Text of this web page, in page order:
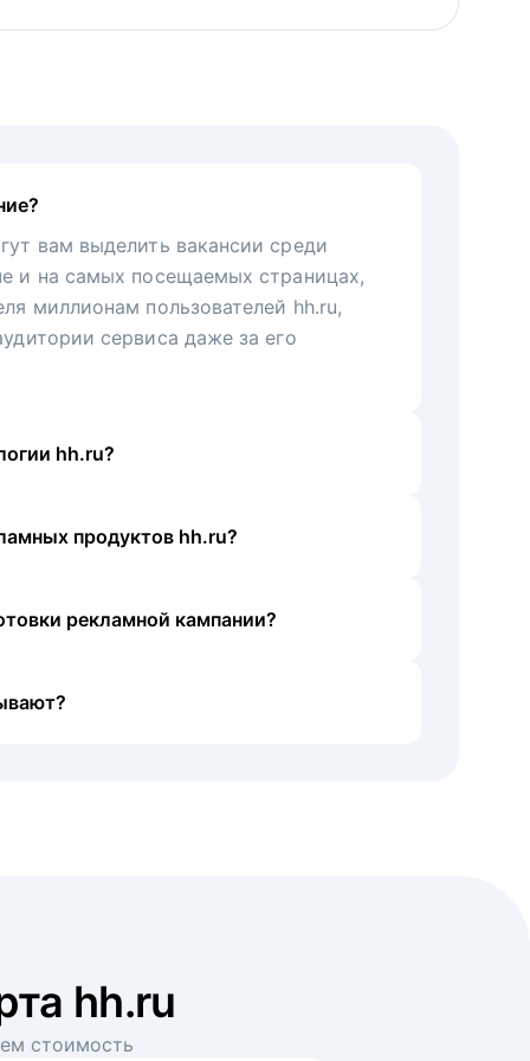
вам выделить вакансии среди
и на самых посещаемых страницах,
миллионам пользователей hh.ru,
сервиса даже за его
hh.ru?
продуктов hh.ru?
рекламной кампании?
hh.ru
стоимость